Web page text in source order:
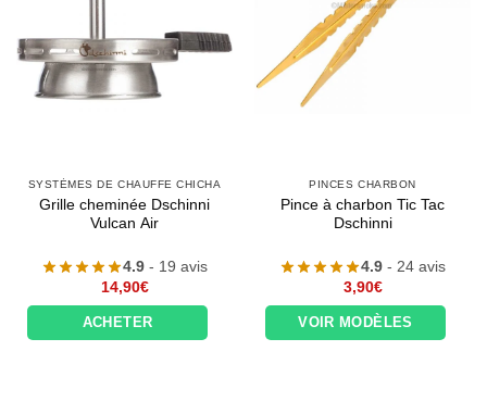
SYSTÈMES DE CHAUFFE CHICHA
Grille cheminée Dschinni
Vulcan Air
4.9 - 19 avis
14,90€
ACHETER
PINCES CHARBON
Pince à charbon Tic Tac
Dschinni
4.9 - 24 avis
3,90€
VOIR MODÈLES